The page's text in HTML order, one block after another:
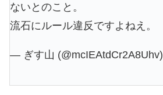
ないとのこと。
流石にルール違反ですよねえ。
— ぎす山 (@mcIEAtdCr2A8Uhv)